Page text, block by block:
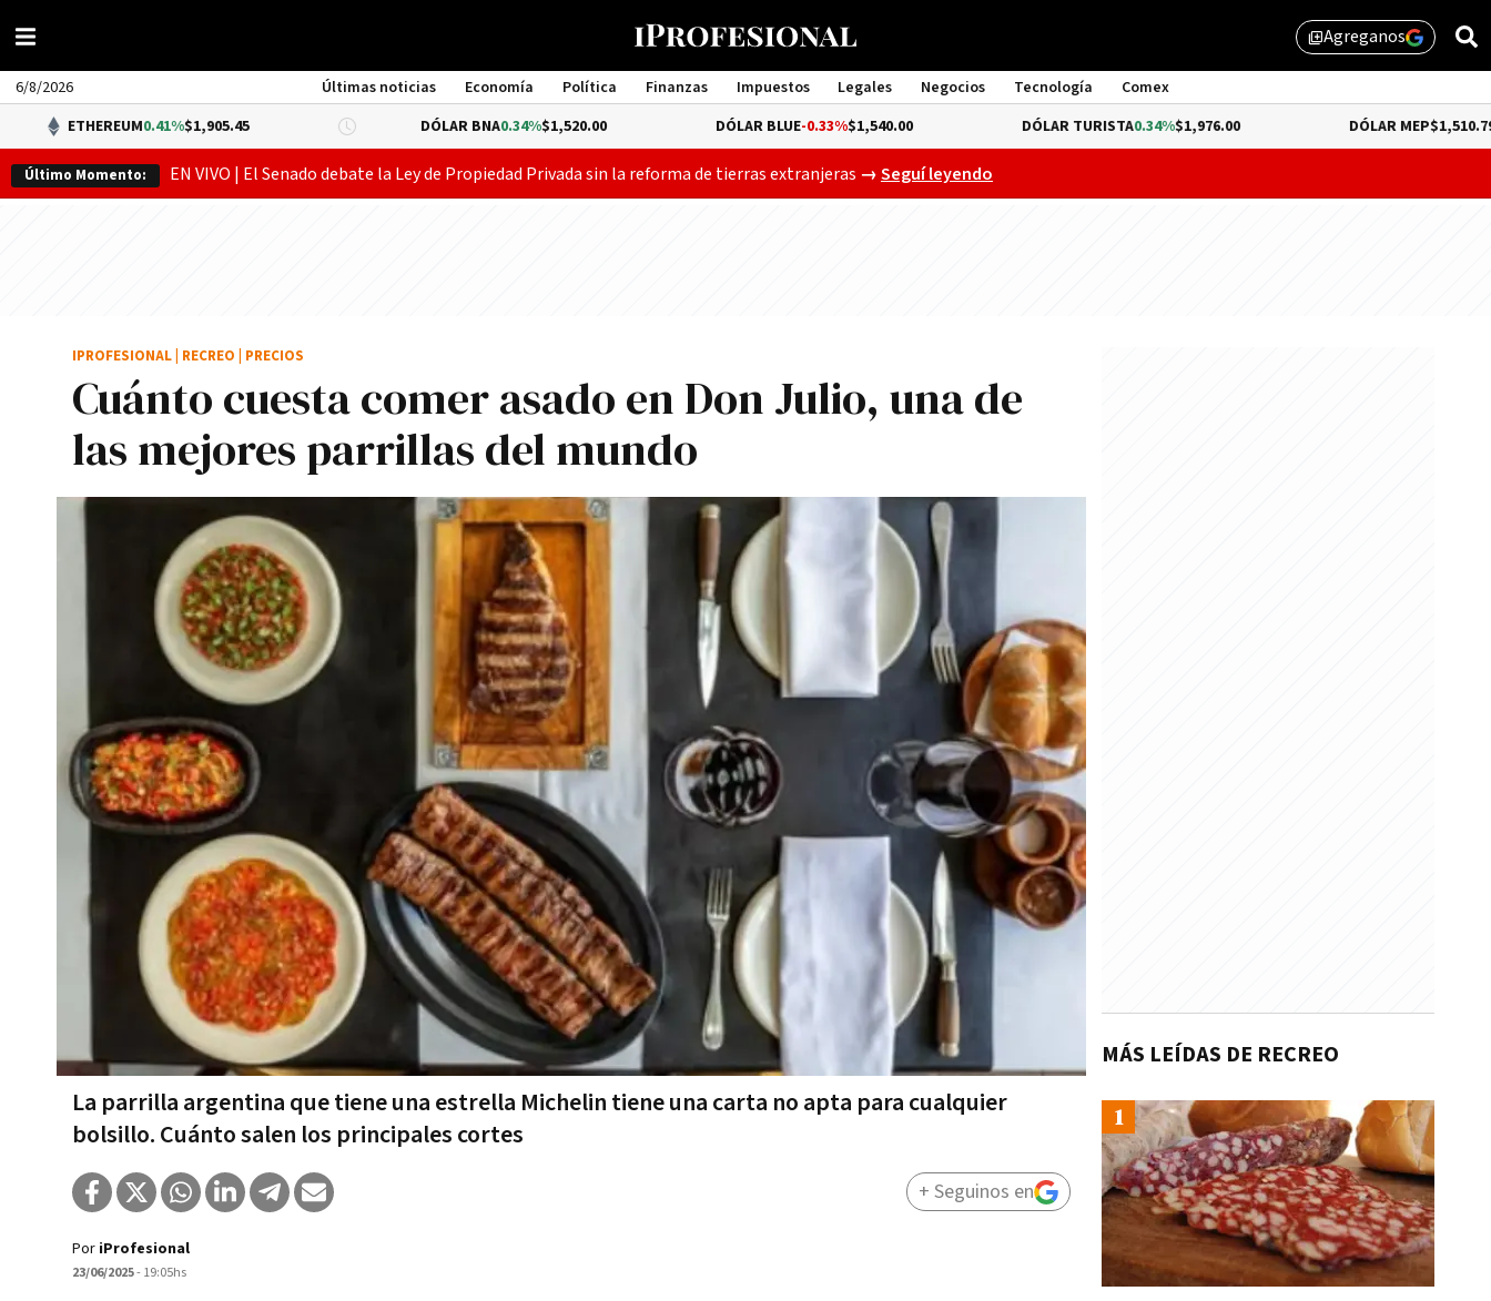
library_addAgreganos
6/8/2026 Últimas noticias Economía Política Finanzas Impuestos Legales Negocios Tecnología
Comex
Management
ETHEREUM0.41%$1,905.45 DÓLAR BNA0.34%$1,520.00 DÓLAR BLUE-0.33%$1,540.00 DÓLAR TURISTA 0.34%$1,976.00 DÓLAR MEP$1,510.79
Último Momento: EN VIVO | El Senado debate la Ley de Propiedad Privada sin la reforma de tierras extranjeras Gobierno busca aprobar lo que queda de "propiedad privada" y evitar un
→Seguí leyendo
Cuánto cuesta comer asado en Don Julio, una de
las mejores parrillas del mundo
La parrilla argentina que tiene una estrella Michelin tiene una carta no apta para cualquier
bolsillo. Cuánto salen los principales cortes
IPROFESIONAL RECREO PRECIOS
Por iProfesional
23/06/2025- 19:05hs
+ Seguinos en
MÁS LEÍDAS DE RECREO